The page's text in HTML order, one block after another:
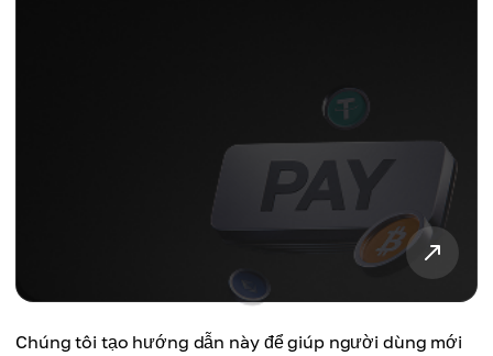
Chúng tôi tạo hướng dẫn này để giúp người dùng mới